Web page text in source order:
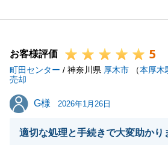
お客様評価 5
町田センター / 神奈川県 厚木市 （本厚木
売却
G様
G様 2026年1月26日
適切な処理と手続きで大変助かり